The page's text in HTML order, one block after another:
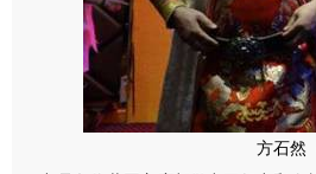
方石然